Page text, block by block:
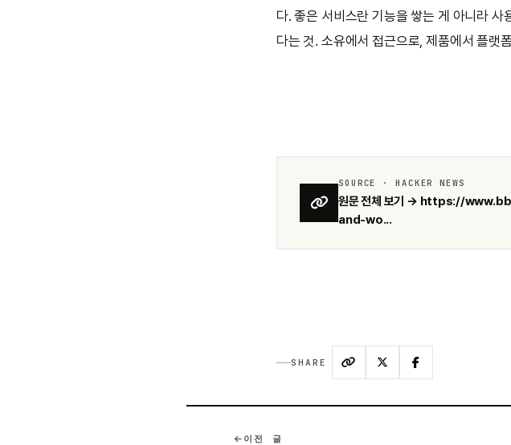
다. 좋은 서비스란 기능을 쌓는 게 아니라
다는 것. 소유에서 접근으로, 제품에서 플랫
SOURCE · HACKER NEWS
원문 전체 보기 → https://
and-wo...
SHARE
이전 글